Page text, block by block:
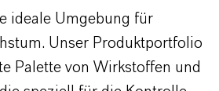
ideale Umgebung für
Unser Produktportfolio
Palette von Wirkstoffen und